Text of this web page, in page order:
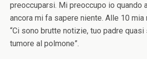
preoccuparsi. Mi preoccupo io quando
ancora mi fa sapere niente. Alle 10 mia
“Ci sono brutte notizie, tuo padre quasi
tumore al polmone”.